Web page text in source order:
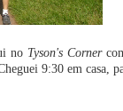
no Tyson's Corner
9:30 em casa,